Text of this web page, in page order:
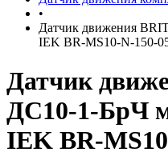
•
Датчик движения
IEK BR-MS10-N-150-
Датчик
ДС10-1-БрЧ
IEK BR-